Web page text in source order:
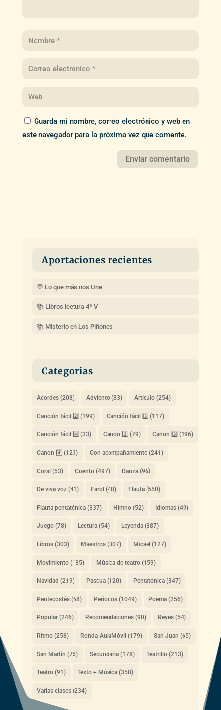
Guarda mi nombre, correo electrónico y web en
este navegador para la próxima vez que comente.
Aportaciones recientes
💬 Lo que más nos Une
📚 Libros lectura 4º V
📚 Misterio en Los Piñones
Categorias
Acordes(208) Adviento(83) Artículo(254)
Canción fácil 2️⃣ (199) Canción fácil 3️⃣ (117)
Canción fácil 4️⃣ (33) Canon 2️⃣ (79) Canon 3️⃣ (196)
Canon 4️⃣ (123) Con acompañamiento(241)
Coral(53) Cuento(497) Danza(96)
De viva voz(41) Farol(48) Flauta(550)
Flauta pentatónica(337) Himno(52) Idiomas(49)
Juego(78) Lectura(54) Leyenda(387)
Libros(303) Maestros(807) Micael(127)
Movimiento(135) Música de teatro(159)
Navidad (219) Pascua(120) Pentatónica(347)
Pentecostés(68) Periodos(1049) Poema(256)
Popular(246) Recomendaciones(90) Reyes(54)
Ritmo(258) Ronda-AulaMóvil(179) San Juan (65)
San Martín (75) Secundaria(178) Teatrillo(213)
Teatro(91) Texto + Música(358)
Varias clases(234)